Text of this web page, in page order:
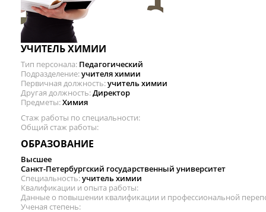
УЧИТЕЛЬ ХИМИИ
Тип персонала Педагогический
Подразделение учителя химии
Первичная должность учитель химии
Другая должность Директор
Предметы Химия
Стаж работы по специальности
Общий стаж работы
ОБРАЗОВАНИЕ
Высшее
Санкт-Петербургский государственный университет
Специальность учитель химии
Квалификации и опыта работы
Данные о повышении квалификации и профессиональной
Ученая степень